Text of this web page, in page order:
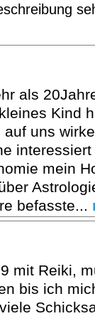
als
Kind
uns
mein
befasste...
mit Reiki,
bis ich